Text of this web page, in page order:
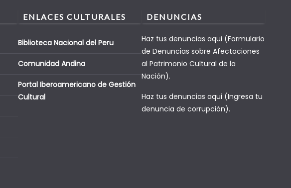
ENLACES CULTURALES
Biblioteca Nacional del Peru
Comunidad Andina
Portal Iberoamericano de Gestión
Cultural
DENUNCIAS
Haz tus denuncias aqui (Formulario
de Denuncias sobre Afectaciones
al Patrimonio Cultural de la
Nación).
Haz tus denuncias aqui (Ingresa tu
denuncia de corrupción).